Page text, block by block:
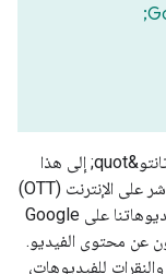
أشار المدير العام في Vidio &quot;هيرماوان سوتانتو&quot; إلى هذا
النجاح بالقول: "Vidio هي منصة خدمة البث المباشر على الإنترنت (OTT)
الأولى في إندونيسيا، وقد كانت عملية تحسين فيديوهاتنا على Google
عن محتوى الفيديو.
للفيديوهات،